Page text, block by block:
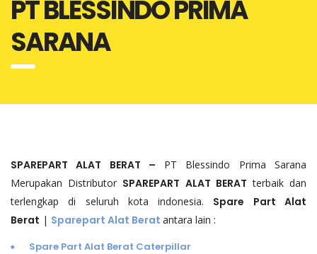
PT BLESSINDO PRIMA
SARANA
SPAREPART ALAT BERAT – PT Blessindo Prima Sarana
Merupakan Distributor SPAREPART ALAT BERAT terbaik dan
terlengkap di seluruh kota indonesia. Spare Part Alat
Berat | Sparepart Alat Berat antara lain :
Spare Part Alat Berat Caterpillar